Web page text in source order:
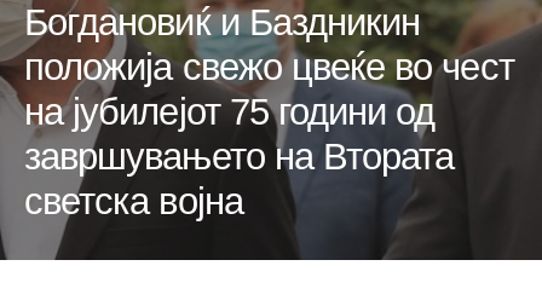
Богдановиќ и Баздникин
положија свежо цвеќе во чест
на јубилејот 75 години од
завршувањето на Втората
светска војна